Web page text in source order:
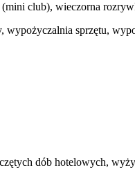
club), wieczorna
wypożyczalnia sprzętu,
dób hotelowych,